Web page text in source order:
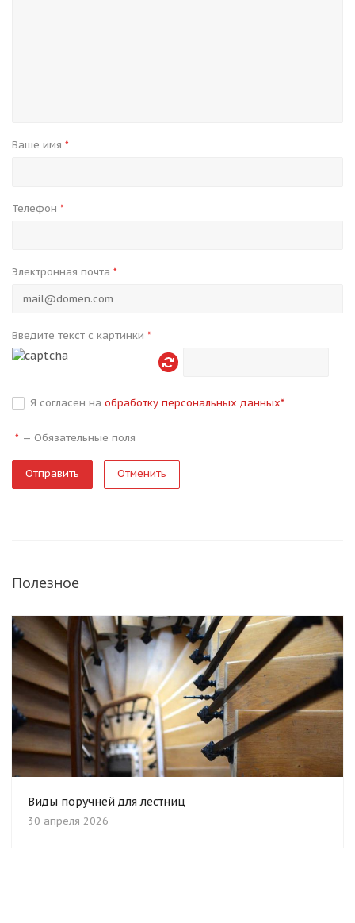
Ваше имя *
Телефон *
Электронная почта *
Введите текст с картинки *
Я согласен на обработку персональных данных*
* — Обязательные поля
Отменить
Полезное
Виды поручней для лестниц
30 апреля 2026